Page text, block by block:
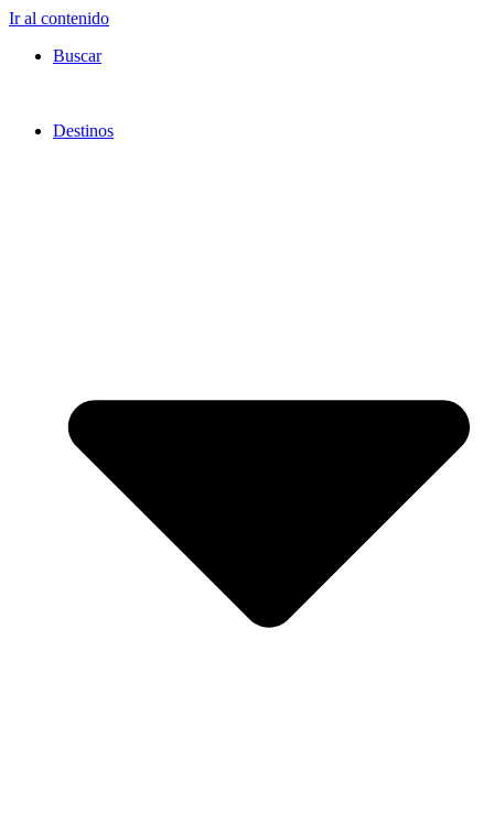
Ir al contenido
Buscar
Destinos